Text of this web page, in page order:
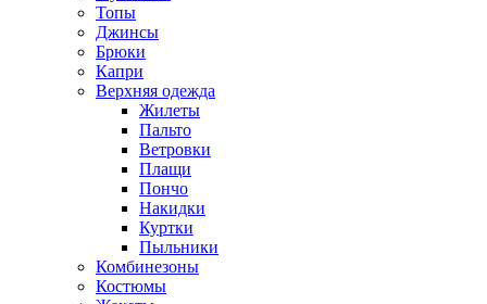
Топы
Джинсы
Брюки
Капри
Верхняя одежда
Жилеты
Пальто
Ветровки
Плащи
Пончо
Накидки
Куртки
Пыльники
Комбинезоны
Костюмы